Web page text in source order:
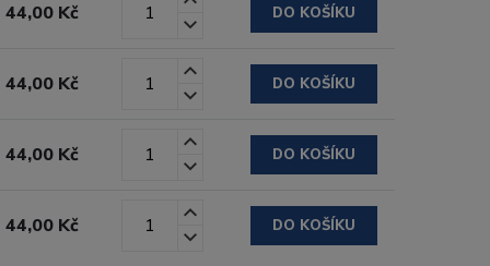
44,00 Kč DO KOŠÍKU
44,00 Kč DO KOŠÍKU
44,00 Kč DO KOŠÍKU
44,00 Kč DO KOŠÍKU